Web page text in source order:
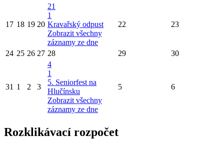
17 18 19 20
21
1
Kravařský odpust
Zobrazit všechny
záznamy ze dne
22 23
24 25 26 27 28 29 30
31 1 2 3
4
1
5. Seniorfest na
Hlučínsku
Zobrazit všechny
záznamy ze dne
5 6
Rozklikávací rozpočet